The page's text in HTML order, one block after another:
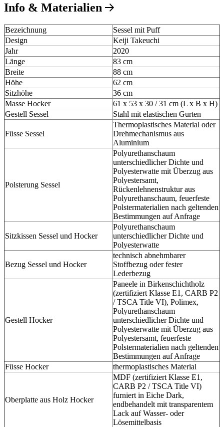
Info & Materialien
Bezeichnung
Sessel mit Puff
Design
Keiji Takeuchi
Jahr
2020
Länge
83 cm
Breite
88 cm
Höhe
62 cm
Sitzhöhe
36 cm
Masse Hocker
61 x 53 x 30 / 31 cm (L x B x H)
Gestell Sessel
Stahl mit elastischen Gurten
Füsse Sessel
Thermoplastisches Material oder
Drehmechanismus aus
Aluminium
Polsterung Sessel
Polyurethanschaum
unterschiedlicher Dichte und
Polyesterwatte mit Überzug aus
Polyestersamt,
Rückenlehnenstruktur aus
Polyurethanschaum, feuerfeste
Polstermaterialien nach geltenden
Bestimmungen auf Anfrage
Sitzkissen Sessel und Hocker
Polyurethanschaum
unterschiedlicher Dichte und
Polyesterwatte
Bezug Sessel und Hocker
technisch abnehmbarer
Stoffbezug oder fester
Lederbezug
Gestell Hocker
Paneele in Birkenschichtholz
(zertifiziert Klasse E1, CARB P2
/ TSCA Title VI), Polimex,
Polyurethanschaum
unterschiedlicher Dichte und
Polyesterwatte mit Überzug aus
Polyestersamt, feuerfeste
Polstermaterialien nach geltenden
Bestimmungen auf Anfrage
Füsse Hocker
thermoplastisches Material
Oberplatte aus Holz Hocker
MDF (zertifiziert Klasse E1,
CARB P2 / TSCA Title VI)
furniert in Eiche Dark,
endbehandelt mit transparentem
Lack auf Wasser- oder
Lösemittelbasis